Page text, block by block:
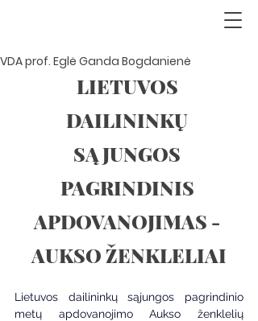
VDA prof. Eglė Ganda Bogdanienė
LIETUVOS
DAILININKŲ
SĄJUNGOS
PAGRINDINIS
APDOVANOJIMAS -
AUKSO ŽENKLELIAI
Lietuvos dailininkų sąjungos pagrindinio
metų apdovanojimo Aukso ženklelių